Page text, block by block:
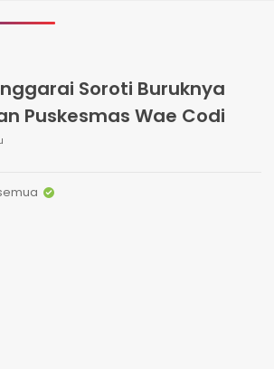
Soroti Buruknya
Puskesmas Wae Codi